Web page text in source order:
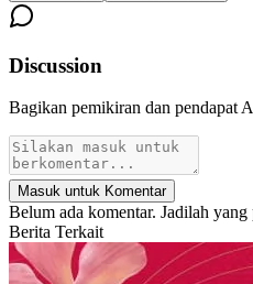
Discussion
Bagikan pemikiran dan pendapat
Masuk untuk Komentar
Belum ada komentar. Jadilah yang
Berita Terkait